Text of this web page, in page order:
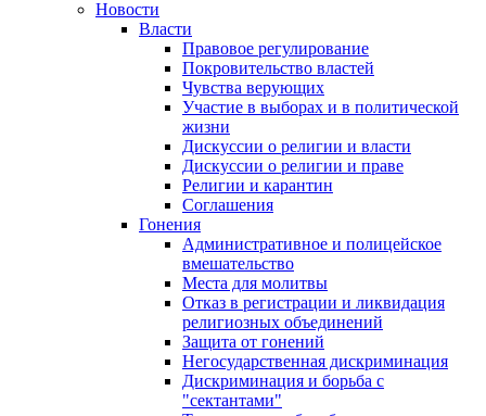
Новости
Власти
Правовое регулирование
Покровительство властей
Чувства верующих
Участие в выборах и в политической
жизни
Дискуссии о религии и власти
Дискуссии о религии и праве
Религии и карантин
Соглашения
Гонения
Административное и полицейское
вмешательство
Места для молитвы
Отказ в регистрации и ликвидация
религиозных объединений
Защита от гонений
Негосударственная дискриминация
Дискриминация и борьба с
"сектантами"